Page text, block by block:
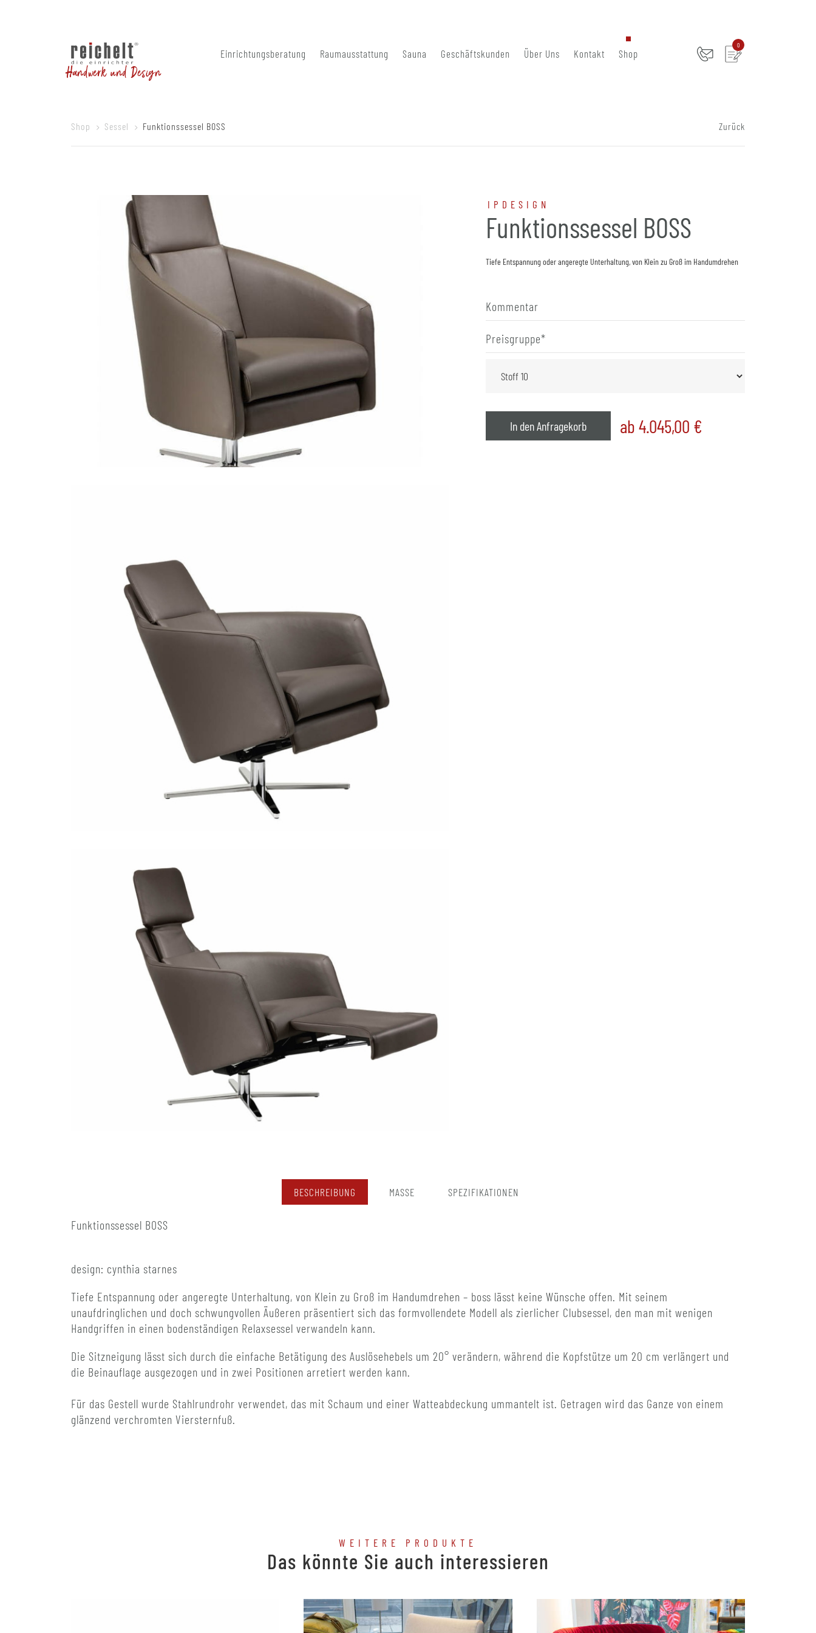
Handwerk und Design
Einrichtungsberatung Raumausstattung Sauna Geschäftskunden Über Uns Kontakt Shop
0
Shop Sessel Funktionssessel BOSS Zurück
IPDESIGN
Funktionssessel BOSS
Tiefe Entspannung oder angeregte Unterhaltung, von Klein zu Groß im Handumdrehen
Kommentar
Preisgruppe*
In den Anfragekorb ab 4.045,00 €
BESCHREIBUNG MASSE SPEZIFIKATIONEN
Funktionssessel BOSS
design: cynthia starnes
Tiefe Entspannung oder angeregte Unterhaltung, von Klein zu Groß im Handumdrehen – boss lässt keine Wünsche offen. Mit seinem
unaufdringlichen und doch schwungvollen Äußeren präsentiert sich das formvollendete Modell als zierlicher Clubsessel, den man mit wenigen
Handgriffen in einen bodenständigen Relaxsessel verwandeln kann.
Die Sitzneigung lässt sich durch die einfache Betätigung des Auslösehebels um 20° verändern, während die Kopfstütze um 20 cm verlängert und
die Beinauflage ausgezogen und in zwei Positionen arretiert werden kann.
Für das Gestell wurde Stahlrundrohr verwendet, das mit Schaum und einer Watteabdeckung ummantelt ist. Getragen wird das Ganze von einem
glänzend verchromten Viersternfuß.
WEITERE PRODUKTE
Das könnte Sie auch interessieren